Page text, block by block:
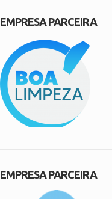
EMPRESA PARCEIRA
EMPRESA PARCEIRA